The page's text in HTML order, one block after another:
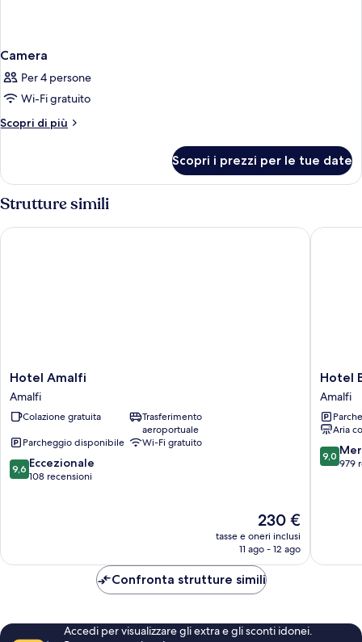
Camera
Per 4 persone
Wi-Fi gratuito
Scopri di più
Altri
Scopri i prezzi per le tue date
Strutture simili
Hotel
Amalfi
Amalfi
Hotel Amalfi
Amalfi
Colazione gratuita
Trasferimento
aeroportuale
Parcheggio disponibile
Wi-Fi gratuito
9.6
su
9,6 Eccezionale
108 recensioni
Il
prezzo
attuale
230 €
230 €
tasse e oneri inclusi
11 ago - 12 ago
Hotel Amalfi
Hotel
Bellevue
Suite
Amalfi
Hotel
Amalfi
Aria
9.0
su
9,0
979
Hotel
Confronta strutture simili
Accedi per visualizzare gli extra e gli sconti idonei.